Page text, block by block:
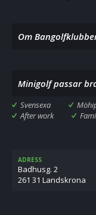
Om
Minigolf passar
Svensexa
After work
ADRESS
Badhusg. 2
261 31 Landskrona